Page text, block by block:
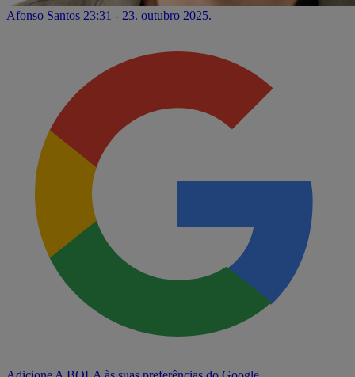
Afonso Santos 23:31 - 23. outubro 2025.